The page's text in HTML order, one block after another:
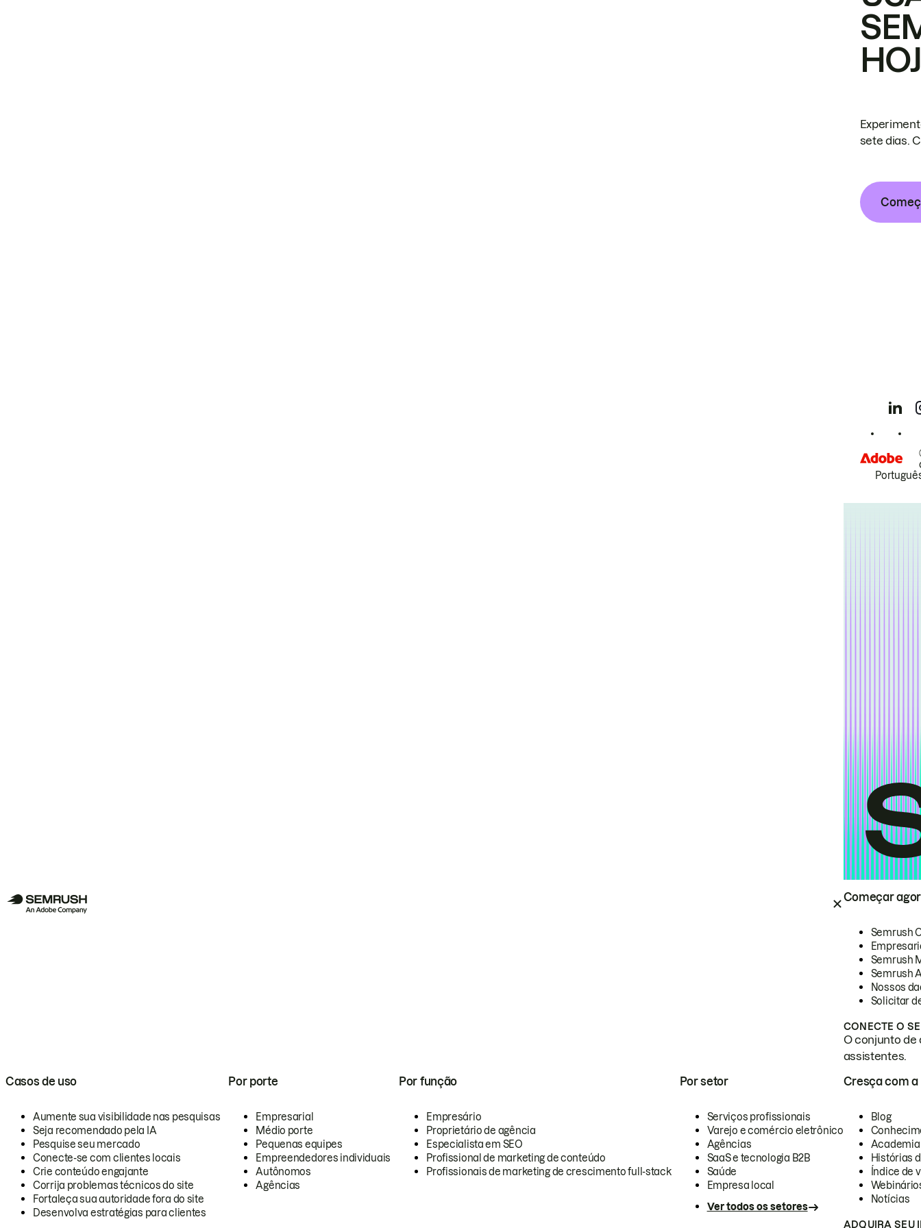
Começar
Semrush
Semrush
Semrush
Nossos
Solicitar
CONECTE O
O conjunto de
assistentes.
Casos de uso
Aumente sua visibilidade nas pesquisas
Seja recomendado pela IA
Pesquise seu mercado
Conecte-se com clientes locais
Crie conteúdo engajante
Corrija problemas técnicos do site
Fortaleça sua autoridade fora do site
Desenvolva estratégias para clientes
Por porte
Empresarial
Médio porte
Pequenas equipes
Empreendedores individuais
Autônomos
Agências
Por função
Empresário
Proprietário de agência
Especialista em SEO
Profissional de marketing de conteúdo
Profissionais de marketing de crescimento full-stack
Por setor
Serviços profissionais
Varejo e comércio eletrônico
Agências
SaaS e tecnologia B2B
Saúde
Empresa local
Ver todos os setores
Cresça com a
Blog
Academia
Histórias
Índice de
Notícias
ADQUIRA SEU
sete dias.